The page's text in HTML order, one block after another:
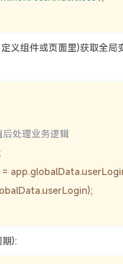
义组件或页面里)获取全局
处理业务逻辑
):